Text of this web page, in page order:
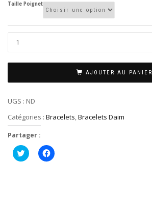
Taille Poignet
AJOUTER AU PANIER
UGS : ND
Catégories : Bracelets,Bracelets Daim
Partager :
Cliquez
pour
Cliquez
pour